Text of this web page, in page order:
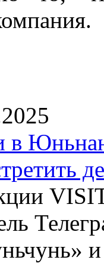
в